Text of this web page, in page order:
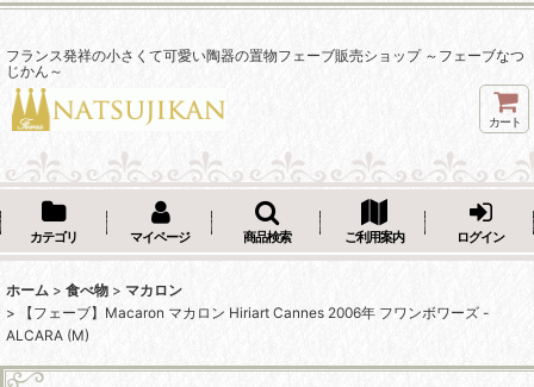
フランス発祥の小さくて可愛い陶器の置物フェーブ販売ショップ ～フェーブなつ
じかん～
カート
カテゴリ マイページ 商品検索 ご利用案内 ログイン
ホーム > 食べ物 > マカロン
>
【フェーブ】Macaron マカロン Hiriart Cannes 2006年 フワンボワーズ -
ALCARA (M)